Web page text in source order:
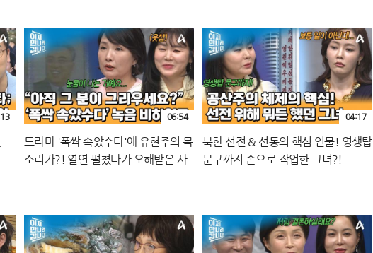
드라마 '폭싹 속았수다'에 유현주의 목
소리가?! 열연 펼쳤다가 오해받은 사
06:54
북한 선전 & 선동의 핵심 인물! 영생탑
문구까지 손으로 작업한 그녀?!
04:17